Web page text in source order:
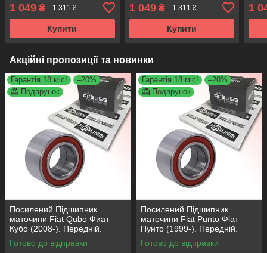
1 049 ₴ 1 311 ₴
Купити
713690710
1 049₴ 1 311 ₴
Купити
1
Акційні пропозиції та новинки
Гарантія 18 міс!
–20%
Подарунок
Посилений Підшипник
маточини Fiat Qubo Фиат
Кубо (2008-). Передній.
АКСУСС Корея! VKBA3538 ,
R158.44 , 713690750
Готово до відправки
Гарантія 18 міс!
–20%
Подарунок
Посилений Підшипник
маточини Fiat Punto Фіат
Пунто (1999-). Передній.
АКСУСС Корея! VKBA3538 ,
R158.44 , 713690750
Готово до відправки